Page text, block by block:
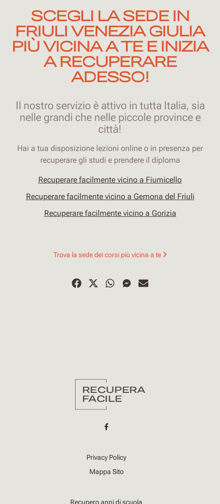
SCEGLI LA SEDE IN
FRIULI VENEZIA GIULIA
PIÙ VICINA A TE E INIZIA
A RECUPERARE
ADESSO!
Il nostro servizio è attivo in tutta Italia, sia
nelle grandi che nelle piccole province e
città!
Hai a tua disposizione lezioni online o in presenza per
recuperare gli studi e prendere il diploma
Recuperare facilmente vicino a Fiumicello
Recuperare facilmente vicino a Gemona del Friuli
Recuperare facilmente vicino a Gorizia
Trova la sede dei corsi più vicina a te
Privacy Policy
Mappa Sito
Recupero anni di scuola